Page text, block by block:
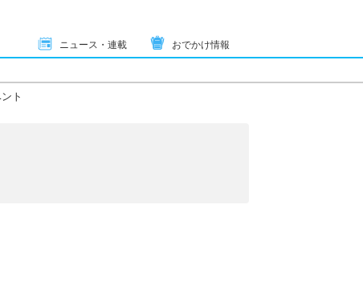
ニュース・連載 おでかけ情報
ト